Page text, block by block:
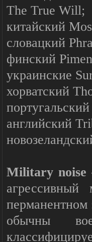
The True Will;
китайский
словацкий
финский
украинские
хорватский
английский
Military noise
агрессивный
перманентном
обычны